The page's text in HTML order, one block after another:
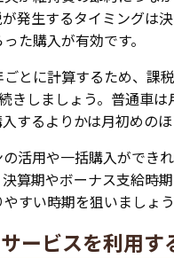
発生するタイミングは決
た購入が有効です。
とに計算するため、課
きしましょう。普通車は
するよりかは月初めのほ
活用や一括購入ができ
算期やボーナス支給時
すい時期を狙いましょう
ービスを利用す